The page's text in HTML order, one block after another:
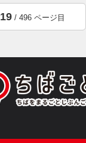
19/ 496 ページ目